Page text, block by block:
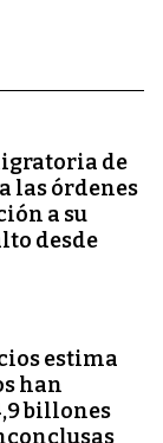
de
las órdenes
a su
desde
estima
han
billones